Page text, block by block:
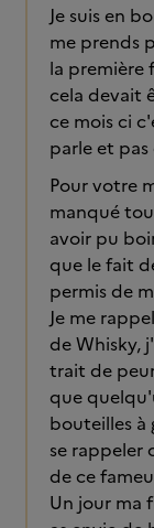
Je suis en
me prends
la première
cela devait
ce mois ci
parle et pas
Pour votre
manqué
avoir pu
que le fait
permis de
Je me
de Whisky,
trait de
que
bouteilles à
se rappeler
de ce
Un jour ma